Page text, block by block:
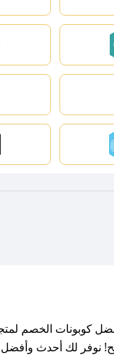
كوبونات الخصم
نوفر لك أحدث وأفضل